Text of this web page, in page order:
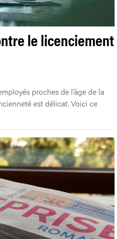
le licenciement
proches de l’âge de la
est délicat. Voici ce